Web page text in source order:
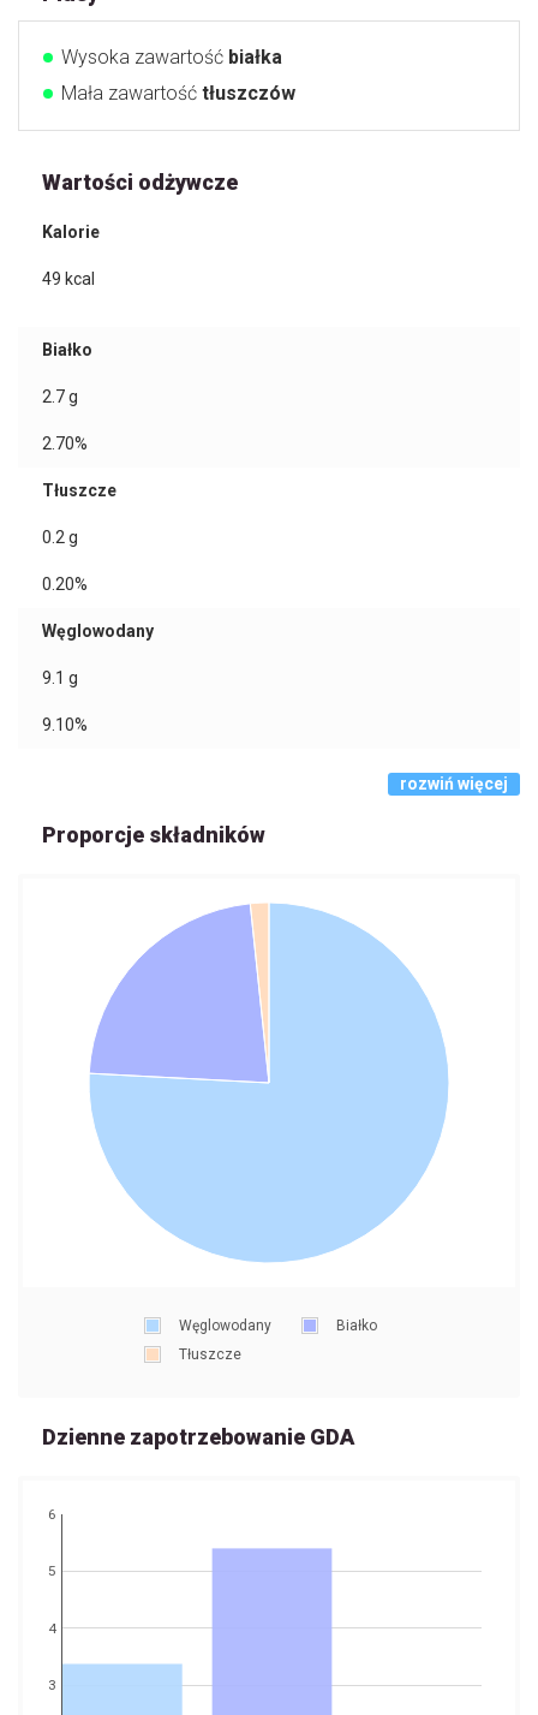
Wysoka zawartość białka
Mała zawartość tłuszczów
Wartości odżywcze
Kalorie
49 kcal
Białko
2.7g
2.70%
Tłuszcze
0.2g
0.20%
Węglowodany
9.1 g
9.10%
rozwiń więcej
Proporcje składników
Węglowodany
Białko
Tłuszcze
Dzienne zapotrzebowanie GDA
3
4
5
6